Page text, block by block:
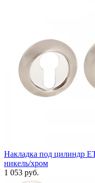
Накладка под цилиндр
никель/хром
1 053 руб.